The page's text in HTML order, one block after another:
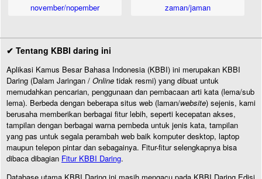
november/nopember
zaman/jaman
✔ Tentang KBBI daring ini
Aplikasi Kamus Besar Bahasa Indonesia (KBBI) ini merupakan KBBI
Daring (Dalam Jaringan / Online tidak resmi) yang dibuat untuk
memudahkan pencarian, penggunaan dan pembacaan arti kata (lema/sub
lema). Berbeda dengan beberapa situs web (laman/website) sejenis, kami
berusaha memberikan berbagai fitur lebih, seperti kecepatan akses,
tampilan dengan berbagai warna pembeda untuk jenis kata, tampilan
yang pas untuk segala perambah web baik komputer desktop, laptop
maupun telepon pintar dan sebagainya. Fitur-fitur selengkapnya bisa
dibaca dibagian Fitur KBBI Daring.